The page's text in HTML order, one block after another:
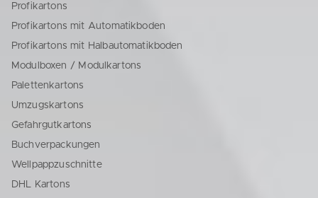
Profikartons
Profikartons mit Automatikboden
Profikartons mit Halbautomatikboden
Modulboxen / Modulkartons
Palettenkartons
Umzugskartons
Gefahrgutkartons
Buchverpackungen
Wellpappzuschnitte
DHL Kartons